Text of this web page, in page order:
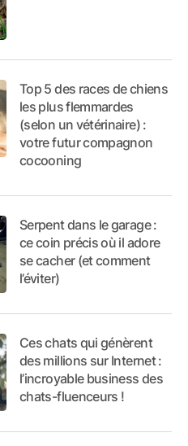
Top 5 des races de chiens
les plus flemmardes
(selon un vétérinaire) :
votre futur compagnon
cocooning
Serpent dans le garage :
ce coin précis où il adore
se cacher (et comment
l’éviter)
Ces chats qui génèrent
des millions sur Internet :
l’incroyable business des
chats-fluenceurs !